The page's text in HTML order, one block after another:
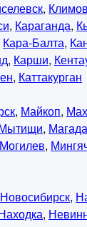
, Климов
, Караганда,
Кара-Балта,
, Карши,
, Каттакурган
, Майкоп,
,
Могилев,
Новосибирск,
,